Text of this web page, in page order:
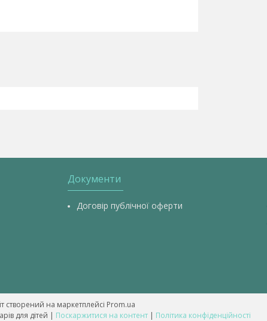
Документи
Договір публічної оферти
створений на маркетплейсі Prom.ua
💥 ALL-BABY - інтернет - магазин товарів для дітей | Поскаржитися на контент | Політика конфіденційності